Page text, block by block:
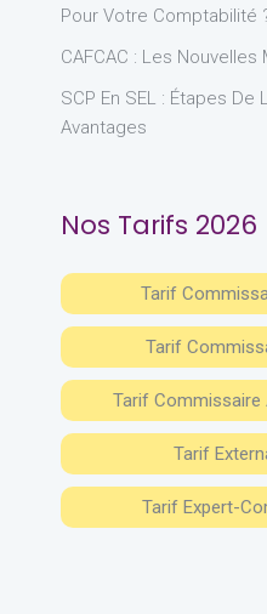
Pour Votre Comptabilité
CAFCAC : Les Nouvelles
SCP En SEL : Étapes
Avantages
Nos Tarifs 2026
Tarif
Tarif
Tarif
Tarif
Tarif Expert-